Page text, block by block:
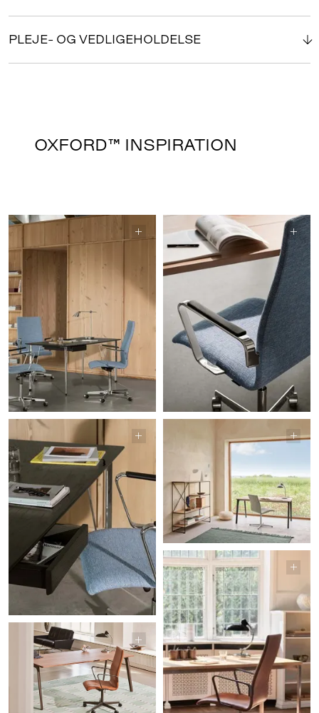
PLEJE- OG VEDLIGEHOLDELSE
OXFORD™ INSPIRATION